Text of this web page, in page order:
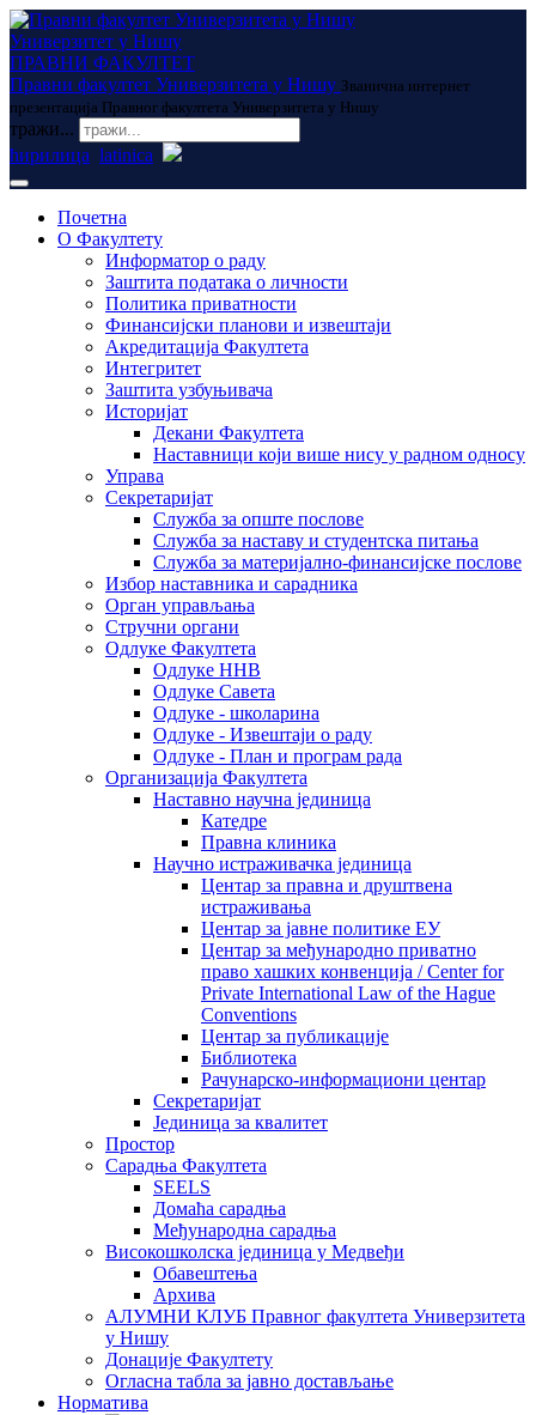
Универзитет у Нишу
ПРАВНИ ФАКУЛТЕТ
Правни факултет Универзитета у Нишу Званична интернет
презентација Правног факултета Универзитета у Нишу
тражи...
ћирилица latinica
Почетна
О Факултету
Информатор о раду
Заштита података о личности
Политика приватности
Финансијски планови и извештаји
Акредитација Факултета
Интегритет
Заштита узбуњивача
Историјат
Декани Факултета
Наставници који више нису у радном односу
Управа
Секретаријат
Служба за опште послове
Служба за наставу и студентска питања
Служба за материјално-финансијске послове
Избор наставника и сарадника
Oрган управљања
Стручни органи
Одлуке Факултета
Одлуке ННВ
Одлуке Савета
Одлуке - школарина
Одлуке - Извештаји о раду
Одлуке - План и програм рада
Организација Факултета
Наставно научна јединица
Катедре
Правна клиника
Научно истраживачка јединица
Центар за правна и друштвена
истраживања
Центар за јавне политике ЕУ
Центар за међународно приватно
право хашких конвенција / Center for
Private International Law of the Hague
Conventions
Центар за публикације
Библиотека
Рачунарско-информациони центар
Секретаријат
Јединица за квалитет
Простор
Сарадња Факултета
SEELS
Домаћа сарадња
Међународна сарадња
Високошколска јединица у Медвеђи
Обавештења
Архива
АЛУМНИ КЛУБ Правног факултета Универзитета
у Нишу
Донације Факултету
Огласна табла за јавно достављање
Норматива